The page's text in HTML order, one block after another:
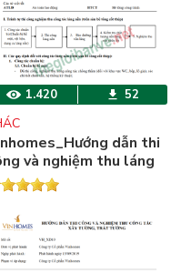
1.420 52
dẫn thi
và nghiệm thu láng
trên sàn bê tông cốt